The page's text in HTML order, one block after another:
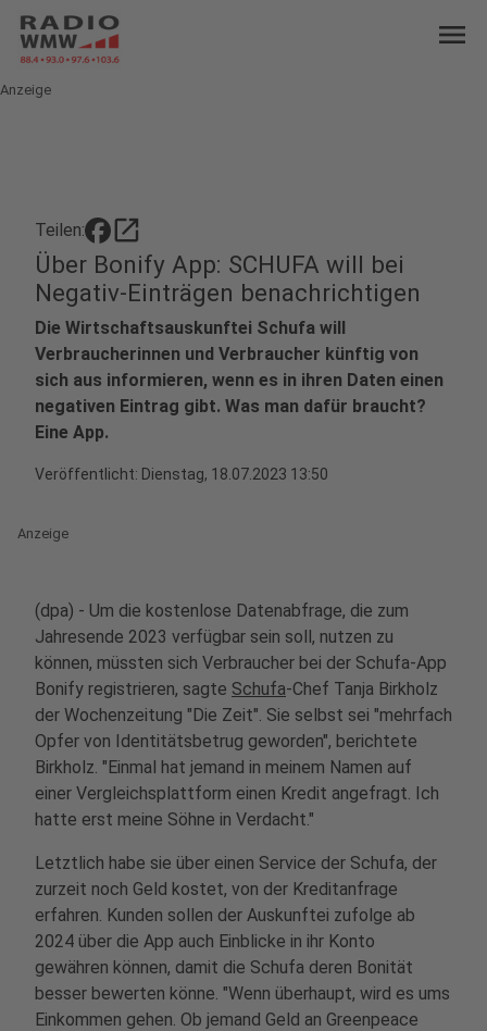
menu
Anzeige
Teilen: open_in_new
Über Bonify App: SCHUFA will bei
Negativ-Einträgen benachrichtigen
Die Wirtschaftsauskunftei Schufa will
Verbraucherinnen und Verbraucher künftig von
sich aus informieren, wenn es in ihren Daten einen
negativen Eintrag gibt. Was man dafür braucht?
Eine App.
Veröffentlicht: Dienstag, 18.07.2023 13:50
Anzeige
(dpa) - Um die kostenlose Datenabfrage, die zum
Jahresende 2023 verfügbar sein soll, nutzen zu
können, müssten sich Verbraucher bei der Schufa-App
Bonify registrieren, sagte Schufa-Chef Tanja Birkholz
der Wochenzeitung "Die Zeit". Sie selbst sei "mehrfach
Opfer von Identitätsbetrug geworden", berichtete
Birkholz. "Einmal hat jemand in meinem Namen auf
einer Vergleichsplattform einen Kredit angefragt. Ich
hatte erst meine Söhne in Verdacht."
Letztlich habe sie über einen Service der Schufa, der
zurzeit noch Geld kostet, von der Kreditanfrage
erfahren. Kunden sollen der Auskunftei zufolge ab
2024 über die App auch Einblicke in ihr Konto
gewähren können, damit die Schufa deren Bonität
besser bewerten könne. "Wenn überhaupt, wird es ums
Einkommen gehen. Ob jemand Geld an Greenpeace